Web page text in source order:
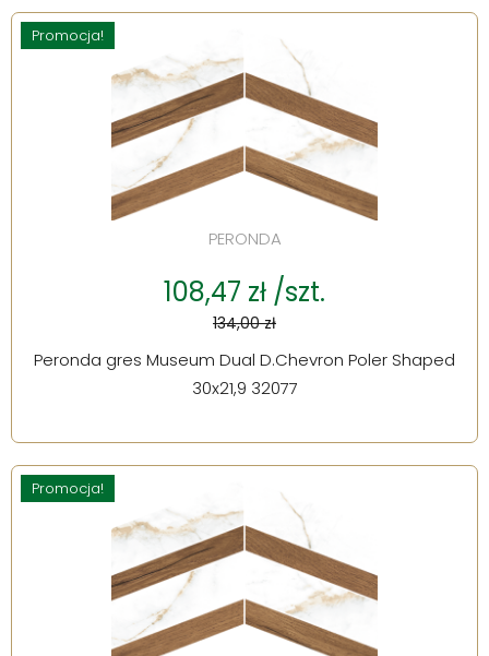
Promocja!
PERONDA
108,47 zł /szt.
134,00 zł
Peronda gres Museum Dual D.Chevron Poler Shaped
30x21,9 32077
Promocja!